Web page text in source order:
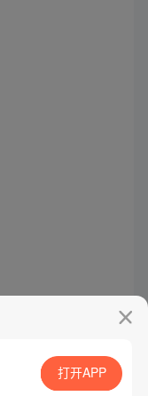
打开APP